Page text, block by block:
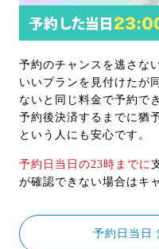
予約のチャンスを逃さない
いいプランを見付けたが
ないと同じ料金で予約で
予約後決済するまでに猶
という人にも安心です。
予約日当日の23時までに
が確認できない場合はキ
予約日当日